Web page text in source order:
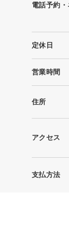
電話予約
定休日
営業時間
住所
アクセス
支払方法